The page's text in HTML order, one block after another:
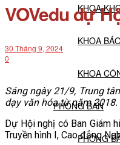
KHOA
KHOA
KHOA
PHÒNG BAN
PHÒNG
VOVedu dự
30 Tháng 9, 2024
0
Sáng ngày 21/9, Trung
dạy văn hóa từ năm 2018.
Dự Hội nghị có Ban Giám
Truyền hình I, Cao đẳng